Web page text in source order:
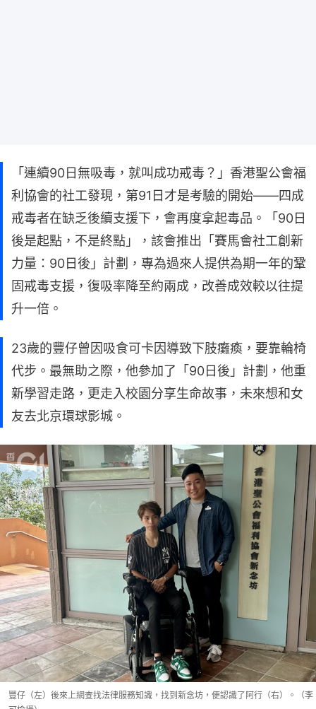
「連續90日無吸毒，就叫成功戒毒？」香港聖公會福
利協會的社工發現，第91日才是考驗的開始——四成
戒毒者在缺乏後續支援下，會再度拿起毒品。「90日
後是起點，不是終點」，該會推出「賽馬會社工創新
力量：90日後」計劃，專為過來人提供為期一年的鞏
固戒毒支援，復吸率降至約兩成，改善成效較以往提
升一倍。
23歲的豐仔曾因吸食可卡因導致下肢癱瘓，要靠輪椅
代步。最無助之際，他參加了「90日後」計劃，他重
新學習走路，更走入校園分享生命故事，未來想和女
友去北京環球影城。
豐仔（左）後來上網查找法律服務知識，找到新念坊，便認識了阿行（右）。（李